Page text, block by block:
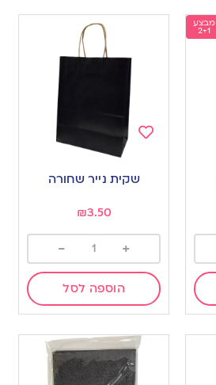
מבצע
2+1
wishlist
שקית נייר שחורה
₪3.50
+
-
הוספה לסל